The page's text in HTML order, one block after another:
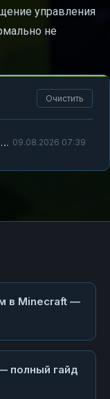
управления
не
Очистить
Как превратиться игроку в двеллера в Minecraft и управлять им: понятный гайд 09.08.2026 07:39
в Minecraft —
полный гайд